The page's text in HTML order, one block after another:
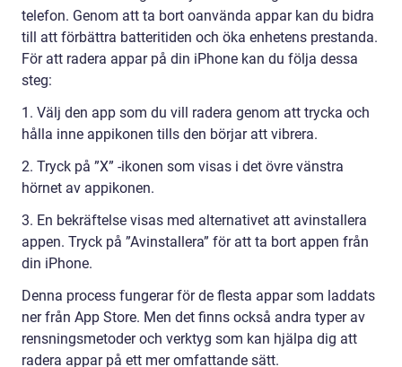
telefon. Genom att ta bort oanvända appar kan du bidra
till att förbättra batteritiden och öka enhetens prestanda.
För att radera appar på din iPhone kan du följa dessa
steg:
1. Välj den app som du vill radera genom att trycka och
hålla inne appikonen tills den börjar att vibrera.
2. Tryck på ”X” -ikonen som visas i det övre vänstra
hörnet av appikonen.
3. En bekräftelse visas med alternativet att avinstallera
appen. Tryck på ”Avinstallera” för att ta bort appen från
din iPhone.
Denna process fungerar för de flesta appar som laddats
ner från App Store. Men det finns också andra typer av
rensningsmetoder och verktyg som kan hjälpa dig att
radera appar på ett mer omfattande sätt.